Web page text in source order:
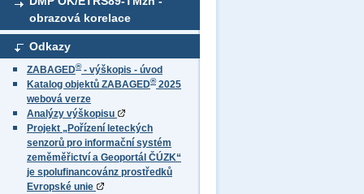
obrazová korelace
Odkazy
ZABAGED®- výškopis - úvod
Katalog objektů ZABAGED®2025
webová verze
Analýzy výškopisu
Projekt „Pořízení leteckých
senzorů pro informační systém
zeměměřictví a Geoportál ČÚZK“
je spolufinancovánz prostředků
Evropské unie